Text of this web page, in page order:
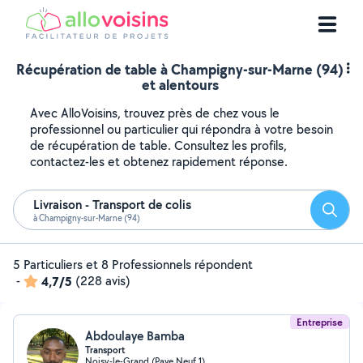
Récupération de table à Champigny-sur-Marne (94)
et alentours
Avec AlloVoisins, trouvez près de chez vous le
professionnel ou particulier qui répondra à votre besoin
de récupération de table. Consultez les profils,
contactez-les et obtenez rapidement réponse.
Livraison - Transport de colis
à Champigny-sur-Marne (94)
5 Particuliers et 8 Professionnels répondent
-
4,7/5 (228 avis)
Entreprise
Abdoulaye Bamba
Transport